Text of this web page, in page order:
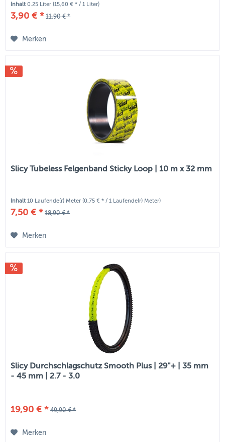
Inhalt0.25 Liter(15,60 € * / 1 Liter)
3,90 € * 11,90 € *
Merken
Slicy Tubeless Felgenband Sticky Loop | 10 m x 32 mm
Inhalt10 Laufende(r) Meter(0,75 € * / 1 Laufende(r) Meter)
7,50 € * 18,90 € *
Merken
Slicy Durchschlagschutz Smooth Plus | 29"+ | 35 mm
- 45 mm | 2.7 - 3.0
19,90 € * 49,90 € *
Merken